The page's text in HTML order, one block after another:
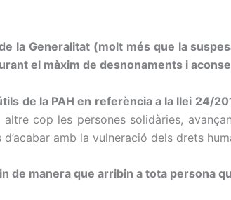
la Generalitat (molt més que la
el màxim de desnonaments i
de la PAH en referència a la llei 24/
cop les persones solidàries,
amb la vulneració dels drets
de manera que arribin a tota persona